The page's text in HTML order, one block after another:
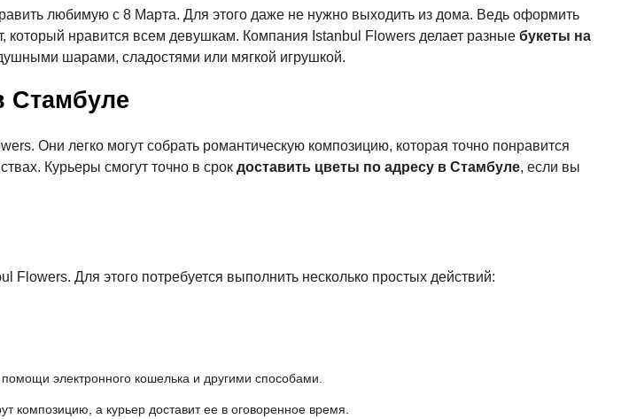
любимую с 8 Марта. Для этого даже не нужно выходить из дома. Ведь оформить
нравится всем девушкам. Компания Istanbul Flowers делает разные букеты на
шарами, сладостями или мягкой игрушкой.
Стамбуле
Они легко могут собрать романтическую композицию, которая точно понравится
Курьеры смогут точно в срок доставить цветы по адресу в Стамбуле, если вы
Flowers. Для этого потребуется выполнить несколько простых действий:
электронного кошелька и другими способами.
композицию, а курьер доставит ее в оговоренное время.